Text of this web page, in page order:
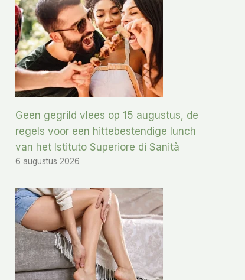
Geen gegrild vlees op 15 augustus, de
regels voor een hittebestendige lunch
van het Istituto Superiore di Sanità
6 augustus 2026